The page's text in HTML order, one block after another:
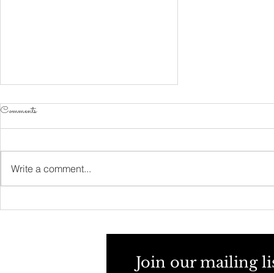
養生之道：從撥筋堂的整復推
Comments
Write a comment...
Join our mailing